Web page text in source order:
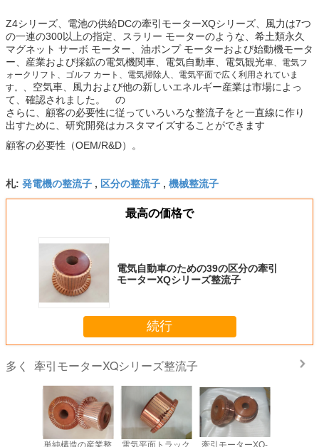
Z4シリーズ、電池の供給DCの牽引モーターXQシリーズ、風力は7つ
の一連の300以上の指定、スラリー モーターのような、 希土類永久
マグネット サーボ モーター、油ポンプ モーターおよび始動機モータ
ー、産業および採鉱の電気機関車、電気自動車、電気観光車、電気フ
ォークリフト、ゴルフ カート、電気掃除人、電気平面で広く利用されていま
す。
、空気車、風力および他の新しいエネルギー産業は市場によっ
て、確認されました。
の
さらに、顧客の必要性に従っていろいろな整流子をと一直線に作り
出すために、研究開発はカスタマイズすることができます
顧客の必要性（OEM/R&D）。
札: 発電機の整流子 , 区分の整流子 , 機械整流子
最高の価格で
電気自動車のための39の区分の牽引
モーターXQシリーズ整流子
続行
多く 牽引モーターXQシリーズ整流子
単純構造の産業整 電気平面トラック 牽引モーターXQ-